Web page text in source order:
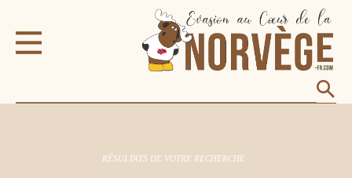
RÉSULTATS DE VOTRE RECHERCHE :